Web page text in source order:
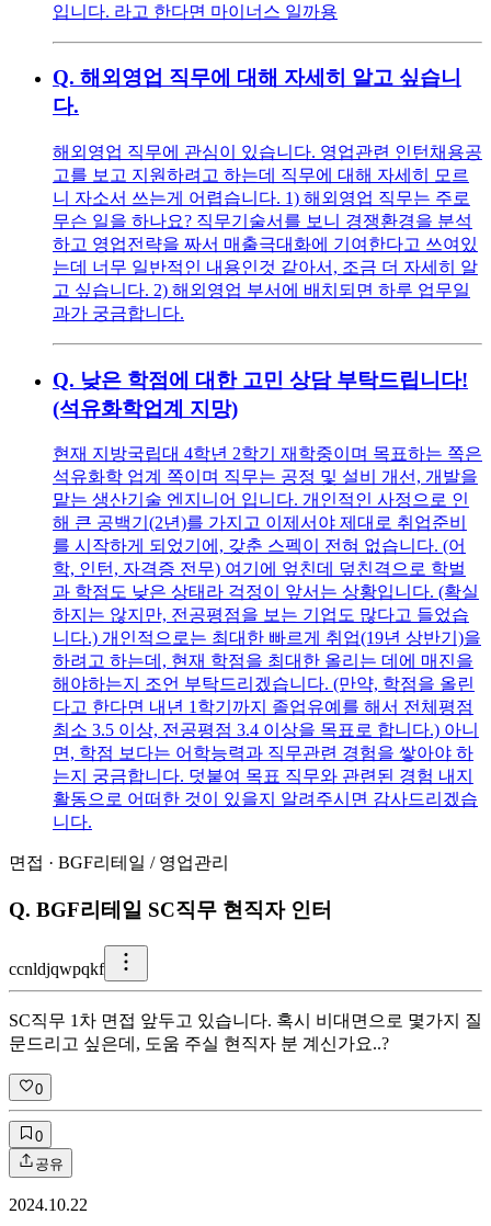
입니다. 라고 한다면 마이너스 일까용
Q. 해외영업 직무에 대해 자세히 알고 싶습니
다.
해외영업 직무에 관심이 있습니다. 영업관련 인턴채용공
고를 보고 지원하려고 하는데 직무에 대해 자세히 모르
니 자소서 쓰는게 어렵습니다. 1) 해외영업 직무는 주로
무슨 일을 하나요? 직무기술서를 보니 경쟁환경을 분석
하고 영업전략을 짜서 매출극대화에 기여한다고 쓰여있
는데 너무 일반적인 내용인것 같아서, 조금 더 자세히 알
고 싶습니다. 2) 해외영업 부서에 배치되면 하루 업무일
과가 궁금합니다.
Q. 낮은 학점에 대한 고민 상담 부탁드립니다!
(석유화학업계 지망)
현재 지방국립대 4학년 2학기 재학중이며 목표하는 쪽은
석유화학 업계 쪽이며 직무는 공정 및 설비 개선, 개발을
맡는 생산기술 엔지니어 입니다. 개인적인 사정으로 인
해 큰 공백기(2년)를 가지고 이제서야 제대로 취업준비
를 시작하게 되었기에, 갖춘 스펙이 전혀 없습니다. (어
학, 인턴, 자격증 전무) 여기에 엎친데 덮친격으로 학벌
과 학점도 낮은 상태라 걱정이 앞서는 상황입니다. (확실
하지는 않지만, 전공평점을 보는 기업도 많다고 들었습
니다.) 개인적으로는 최대한 빠르게 취업(19년 상반기)을
하려고 하는데, 현재 학점을 최대한 올리는 데에 매진을
해야하는지 조언 부탁드리겠습니다. (만약, 학점을 올린
다고 한다면 내년 1학기까지 졸업유예를 해서 전체평점
최소 3.5 이상, 전공평점 3.4 이상을 목표로 합니다.) 아니
면, 학점 보다는 어학능력과 직무관련 경험을 쌓아야 하
는지 궁금합니다. 덧붙여 목표 직무와 관련된 경험 내지
활동으로 어떠한 것이 있을지 알려주시면 감사드리겠습
니다.
면접 · BGF리테일 / 영업관리
Q. BGF리테일 SC직무 현직자 인터
ccnldjqwpqkf
SC직무 1차 면접 앞두고 있습니다. 혹시 비대면으로 몇가지 질
문드리고 싶은데, 도움 주실 현직자 분 계신가요..?
0
0
공유
2024.10.22